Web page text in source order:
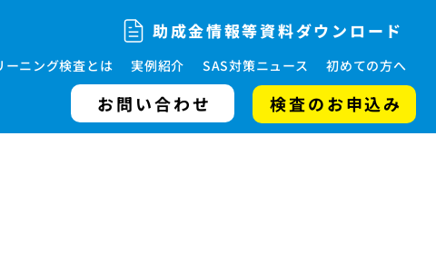
助成金情報等資料ダウンロード
ーニング検査とは 実例紹介 SAS対策ニュース 初めての方へ
お問い合わせ 検査のお申込み